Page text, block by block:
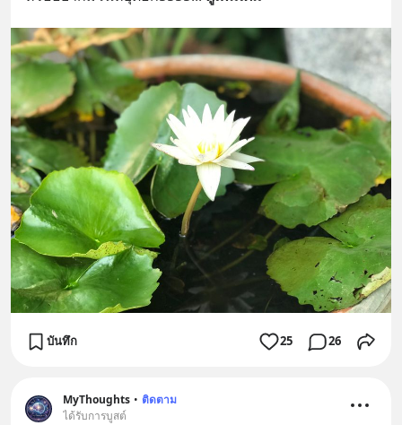
บันทึก 25 26
MyThoughts • ติดตาม
ได้รับการบูสต์